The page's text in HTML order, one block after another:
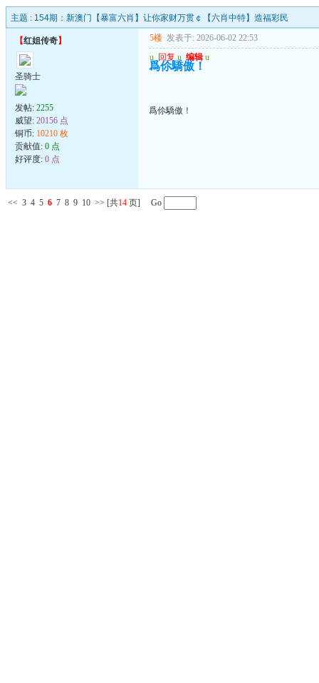
主题 : 154期：新澳门【暴富六肖】让你家财万贯￠【六肖中特】造福彩民
【红姐传奇】
圣骑士
发帖: 2255
威望: 20156 点
铜币: 10210 枚
贡献值: 0 点
好评度: 0 点
5楼 发表于: 2026-06-02 22:53
u 回复 u 编辑 u
爲伱驕傲！
爲伱驕傲！
<< 3 4 5 6 7 8 9 10 >> [共14 页] Go